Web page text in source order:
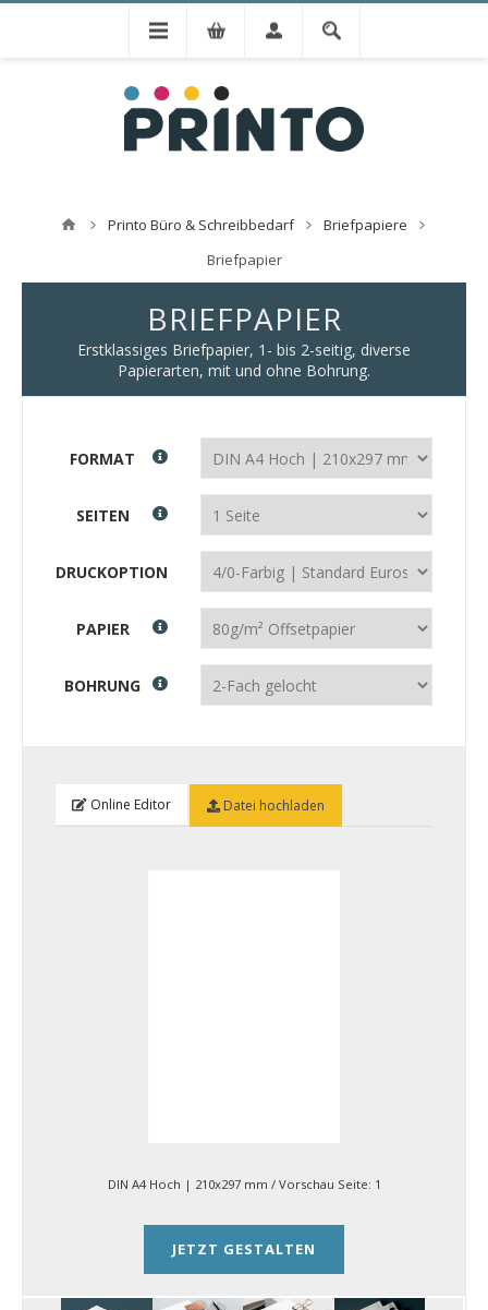
Printo Büro & Schreibbedarf
Briefpapiere
Briefpapier
BRIEFPAPIER
Erstklassiges Briefpapier, 1- bis 2-seitig, diverse
Papierarten, mit und ohne Bohrung.
FORMAT
SEITEN
DRUCKOPTION
PAPIER
BOHRUNG
Online Editor Datei hochladen
DIN A4 Hoch | 210x297 mm / Vorschau Seite: 1
JETZT GESTALTEN